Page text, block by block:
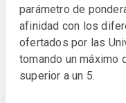
parámetro de
afinidad con los
ofertados por las
tomando un máximo
superior a un 5.